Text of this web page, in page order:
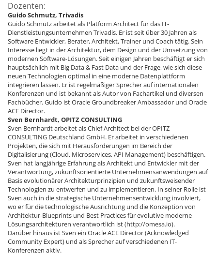
Dozenten:
Guido Schmutz, Trivadis
Guido Schmutz arbeitet als Platform Architect für das IT-
Dienstleistungsunternehmen Trivadis. Er ist seit über 30 Jahren als
Software Entwickler, Berater, Architekt, Trainer und Coach tätig. Sein
Interesse liegt in der Architektur, dem Design und der Umsetzung von
modernen Software-Lösungen. Seit einigen Jahren beschäftigt er sich
hauptsächlich mit Big Data & Fast Data und der Frage, wie sich diese
neuen Technologien optimal in eine moderne Datenplattform
integrieren lassen. Er ist regelmäßiger Sprecher auf internationalen
Konferenzen und ist bekannt als Autor von Fachartikel und diversen
Fachbücher. Guido ist Oracle Groundbreaker Ambassador und Oracle
ACE Director.
Sven Bernhardt, OPITZ CONSULTING
Sven Bernhardt arbeitet als Chief Architect bei der OPITZ
CONSULTING Deutschland GmbH. Er arbeitet in verschiedenen
Projekten, die sich mit Herausforderungen im Bereich der
Digitalisierung (Cloud, Microservices, API Management) beschäftigen.
Sven hat langjährige Erfahrung als Architekt und Entwickler mit der
Verantwortung, zukunftsorientierte Unternehmensanwendungen auf
Basis evolutionärer Architekturprinzipien und zukunftsweisender
Technologien zu entwerfen und zu implementieren. In seiner Rolle ist
Sven auch in die strategische Unternehmensentwicklung involviert,
wo er für die technologische Ausrichtung und die Konzeption von
Architektur-Blueprints und Best Practices für evolutive moderne
Lösungsarchitekturen verantwortlich ist (http://omesa.io).
Darüber hinaus ist Sven ein Oracle ACE Director (Acknowledged
Community Expert) und als Sprecher auf verschiedenen IT-
Konferenzen aktiv.